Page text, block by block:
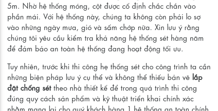
5m. Nhờ hệ thống móng, cột được cố định chắc chắn vào
phần mái. Với hệ thống này, chúng ta không còn phải lo sợ
vào những ngày mưa, gió và sấm chớp nữa. Xin lưu ý rằng
chúng tôi yêu cầu kiểm tra khả năng hệ thống sét hàng năm
để đảm bảo an toàn hệ thống đang hoạt động tối ưu.
Tuy nhiên, trước khi thi công hẹ thống sét cho công trình ta cần
những biện pháp lưu ý cụ thể và không thể thiếu bản vẽ lắp
đặt chống séttheo nhà thiết kế để trong quá trình thi công
đúng quy cách sản phẩm và kỹ thuật triển khai chính xác
nhằm mang lại cho quý khách hàng 1 hệ thống an toàn chính